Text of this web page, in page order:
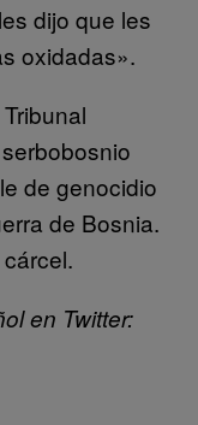
dijo que les
oxidadas».
de genocidio
de Bosnia.
en Twitter: